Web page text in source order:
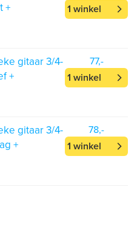
+
1 winkel
gitaar 3/4-
+
77,-
1 winkel
gitaar 3/4-
+
78,-
1 winkel